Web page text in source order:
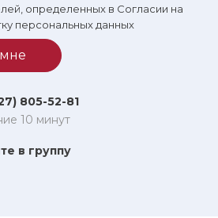
определенных в Согласии на
персональных данных
805-52-81
10 минут
в группу